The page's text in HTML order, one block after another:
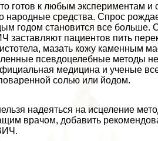
готов к любым экспериментам и
народные средства. Спрос
годом становится все больше.
заставляют пациентов пить
мазать кожу каменным
псевдоцелебные методы
медицина и ученые
солью или йодом.
надеяться на исцеление
врачом, добавить